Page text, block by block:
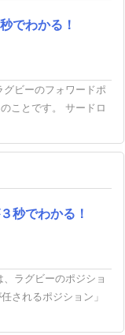
でわかる！
グビーのフォワードポ
ことです。 サードロ
秒でわかる！
ラグビーのポジショ
されるポジション」